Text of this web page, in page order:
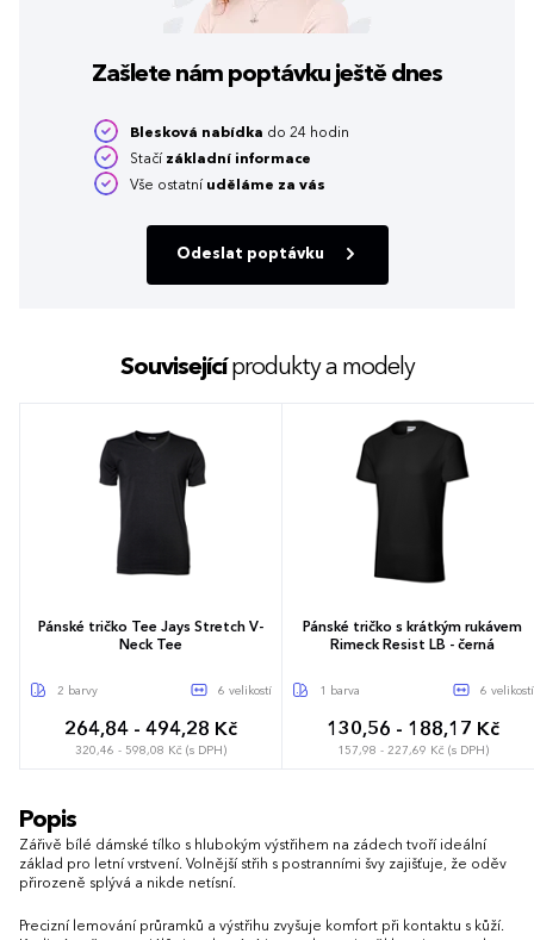
Zašlete nám poptávku ještě dnes
Blesková nabídka do 24 hodin
Stačí základní informace
Vše ostatní uděláme za vás
Odeslat poptávku
Souvisejícíprodukty a modely
Pánské tričko Tee Jays Stretch V-
Neck Tee
2 barvy 6 velikostí
264,84 - 494,28 Kč
320,46 - 598,08 Kč (s DPH)
S
Pánské tričko s krátkým rukávem
Rimeck Resist LB - černá
1 barva 6 velikostí
130,56 - 188,17 Kč
157,98 - 227,69 Kč (s DPH)
Popis
Zářivě bílé dámské tílko s hlubokým výstřihem na zádech tvoří ideální
základ pro letní vrstvení. Volnější střih s postranními švy zajišťuje, že oděv
přirozeně splývá a nikde netísní.
Precizní lemování průramků a výstřihu zvyšuje komfort při kontaktu s kůží.